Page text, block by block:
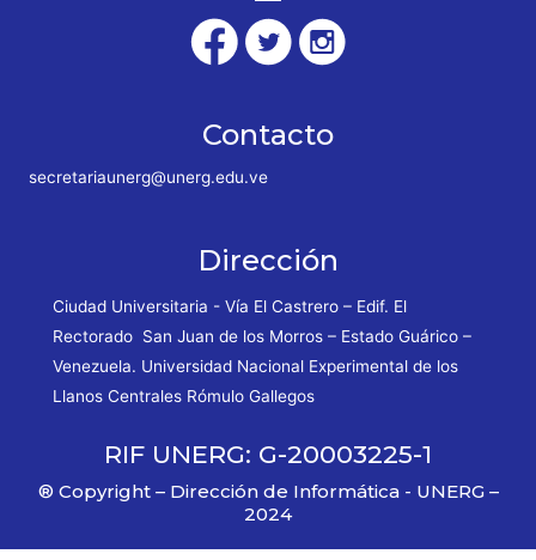
Contacto
secretariaunerg@unerg.edu.ve
Dirección
Ciudad Universitaria - Vía El Castrero – Edif. El
Rectorado San Juan de los Morros – Estado Guárico –
Venezuela. Universidad Nacional Experimental de los
Llanos Centrales Rómulo Gallegos
RIF UNERG: G-20003225-1
® Copyright – Dirección de Informática - UNERG –
2024